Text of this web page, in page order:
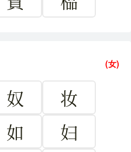
(女)
奴
妆
如
妇